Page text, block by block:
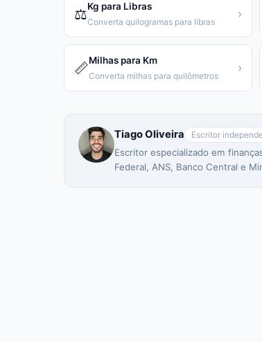
⚖️Kg para Libras
Converta quilogramas para libras
›
📏Milhas para Km
Converta milhas para quilômetros
›
Tiago Oliveira Escritor
Escritor especializado em
Federal, ANS, Banco Central e